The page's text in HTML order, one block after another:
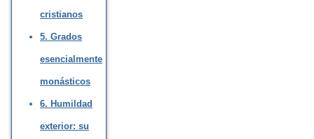
cristianos
5. Grados
esencialmente
monásticos
6. Humildad
exterior: su